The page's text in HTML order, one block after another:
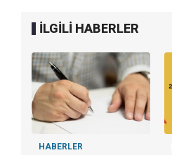
İLGİLİ HABERLER
HABERLER